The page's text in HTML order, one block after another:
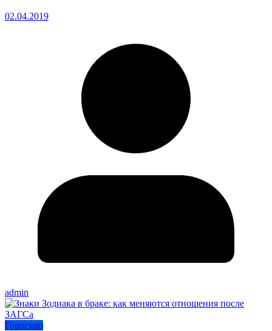
02.04.2019
admin
Гороскоп